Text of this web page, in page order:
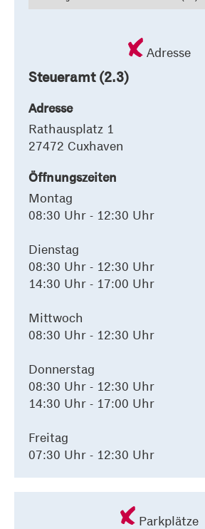
Adresse
Steueramt (2.3)
Adresse
Rathausplatz 1
27472 Cuxhaven
Öffnungszeiten
Montag
08:30 Uhr - 12:30 Uhr
Dienstag
08:30 Uhr - 12:30 Uhr
14:30 Uhr - 17:00 Uhr
Mittwoch
08:30 Uhr - 12:30 Uhr
Donnerstag
08:30 Uhr - 12:30 Uhr
14:30 Uhr - 17:00 Uhr
Freitag
07:30 Uhr - 12:30 Uhr
Parkplätze